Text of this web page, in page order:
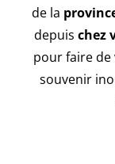
de la
depuis chez
pour faire de
souvenir